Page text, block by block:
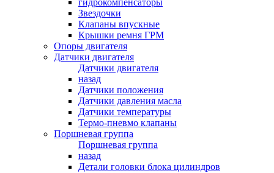
гидрокомпенсаторы
Звездочки
Клапаны впускные
Крышки ремня ГРМ
Опоры двигателя
Датчики двигателя
Датчики двигателя
назад
Датчики положения
Датчики давления масла
Датчики температуры
Термо-пневмо клапаны
Поршневая группа
Поршневая группа
назад
Детали головки блока цилиндров